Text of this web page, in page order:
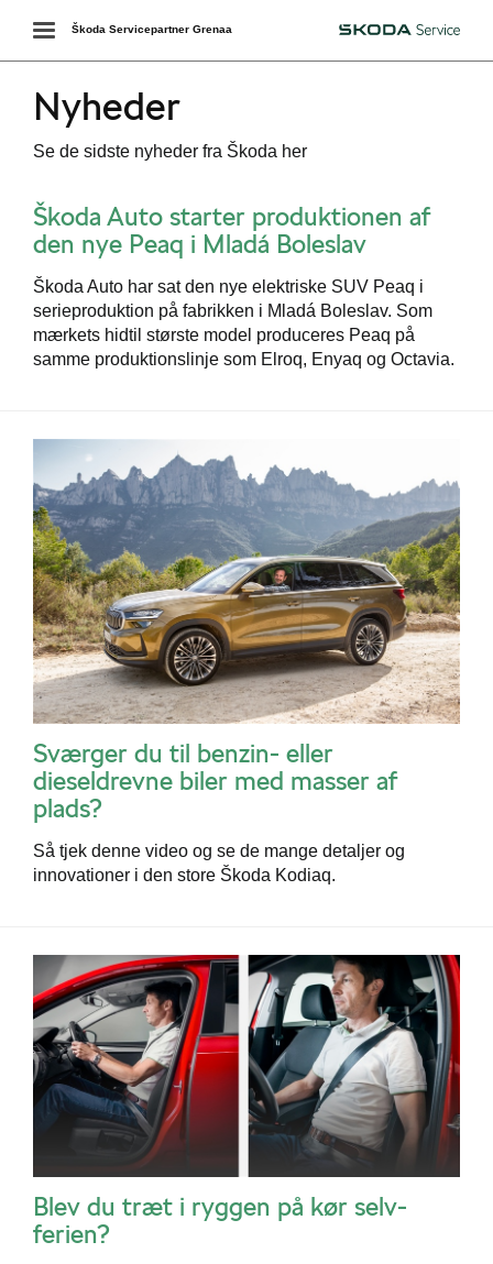
Danmarks
Toggle
navigation
Škoda
Škoda Servicepartner Grenaa
Nyheder
Se de sidste nyheder fra Škoda her
Škoda Auto starter produktionen af
den nye Peaq i Mladá Boleslav
Škoda Auto har sat den nye elektriske SUV Peaq i
serieproduktion på fabrikken i Mladá Boleslav. Som
mærkets hidtil største model produceres Peaq på
samme produktionslinje som Elroq, Enyaq og Octavia.
Sværger du til benzin- eller
dieseldrevne biler med masser af
plads?
Så tjek denne video og se de mange detaljer og
innovationer i den store Škoda Kodiaq.
Blev du træt i ryggen på kør selv-
ferien?